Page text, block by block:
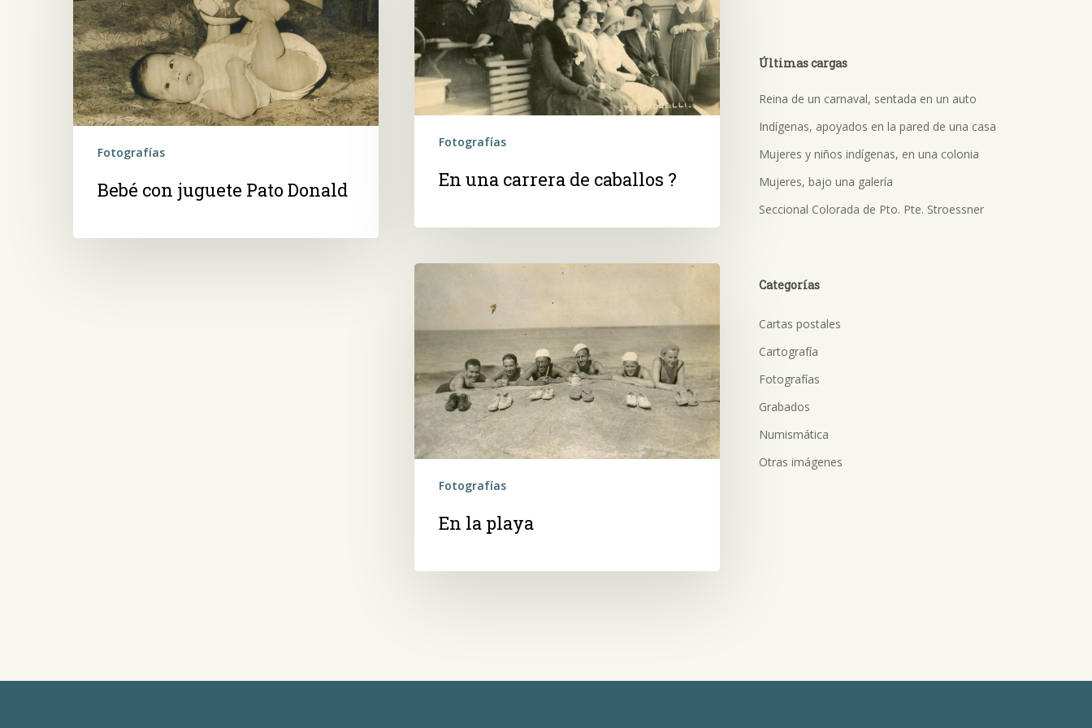
Pato
Donald
Fotografías
Bebé con juguete Pato Donald
de
caballos
?
Fotografías
En una carrera de caballos ?
playa
Fotografías
En la playa
Últimas cargas
Reina de un carnaval, sentada en un auto
Indígenas, apoyados en la pared de una casa
Mujeres y niños indígenas, en una colonia
Mujeres, bajo una galería
Seccional Colorada de Pto. Pte. Stroessner
Categorías
Cartas postales
Cartografía
Fotografías
Grabados
Numismática
Otras imágenes